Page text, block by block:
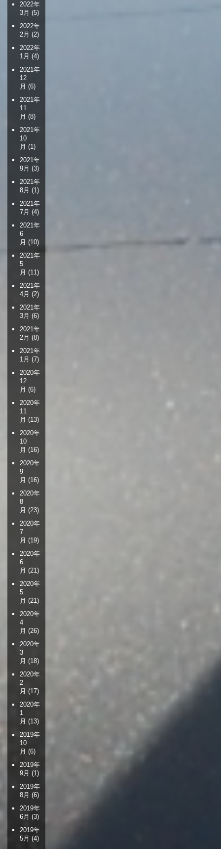
2022年
3月 (5)
2022年
2月 (2)
2022年
1月 (4)
2021年
12
月 (6)
2021年
11
月 (8)
2021年
10
月 (1)
2021年
9月 (3)
2021年
8月 (1)
2021年
7月 (4)
2021年
6
月 (10)
2021年
5
月 (11)
2021年
4月 (2)
2021年
3月 (6)
2021年
2月 (8)
2021年
1月 (7)
2020年
12
月 (6)
2020年
11
月 (13)
2020年
10
月 (16)
2020年
9
月 (16)
2020年
8
月 (23)
2020年
7
月 (19)
2020年
6
月 (21)
2020年
5
月 (21)
2020年
4
月 (26)
2020年
3
月 (18)
2020年
2
月 (17)
2020年
1
月 (13)
2019年
10
月 (6)
2019年
9月 (1)
2019年
8月 (6)
2019年
6月 (3)
2019年
5月 (4)